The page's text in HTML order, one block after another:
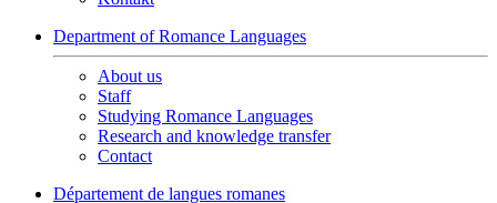
Department of Romance Languages
About us
Staff
Studying Romance Languages
Research and knowledge transfer
Contact
Département de langues romanes